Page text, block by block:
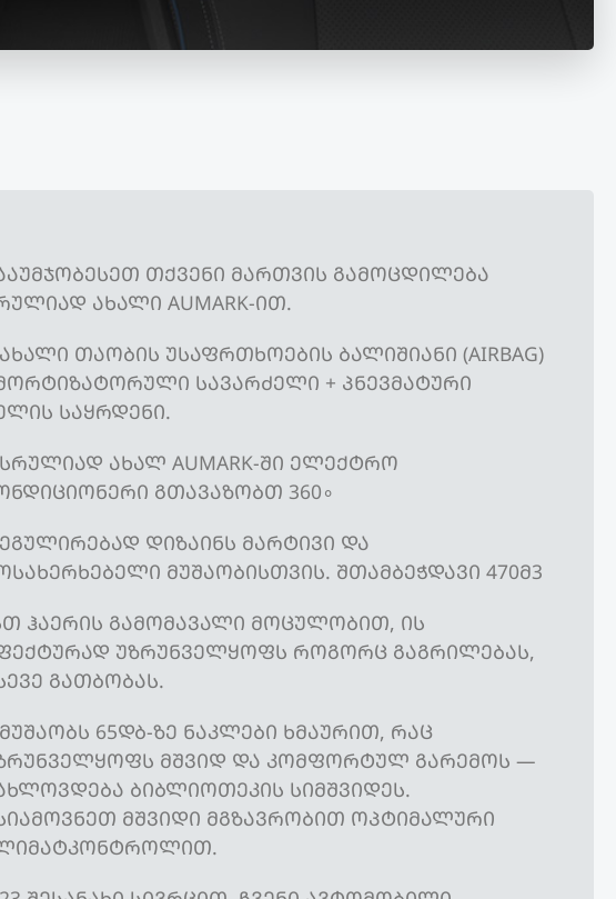
ᲗᲥᲕᲔᲜᲘ ᲛᲐᲠᲗᲕᲘᲡ ᲒᲐᲛᲝᲪᲓᲘᲚᲔᲑᲐ
ᲐᲮᲐᲚᲘ AUMARK-ᲘᲗ.
ᲗᲐᲝᲑᲘᲡ ᲣᲡᲐᲤᲠᲗᲮᲝᲔᲑᲘᲡ ᲑᲐᲚᲘᲨᲘᲐᲜᲘ (AIRBAG)
ᲡᲐᲕᲐᲠᲫᲔᲚᲘ + ᲞᲜᲔᲕᲛᲐᲢᲣᲠᲘ
ᲡᲐᲧᲠᲓᲔᲜᲘ.
ᲐᲮᲐᲚ AUMARK-ᲨᲘ ᲔᲚᲔᲥᲢᲠᲝ
ᲒᲗᲐᲕᲐᲖᲝᲑᲗ 360∘
ᲓᲘᲖᲐᲘᲜᲡ ᲛᲐᲠᲢᲘᲕᲘ ᲓᲐ
ᲛᲣᲨᲐᲝᲑᲘᲡᲗᲕᲘᲡ. ᲨᲗᲐᲛᲑᲔᲭᲓᲐᲕᲘ 470Მ3
ᲰᲐᲔᲠᲘᲡ ᲒᲐᲛᲝᲛᲐᲕᲐᲚᲘ ᲛᲝᲪᲣᲚᲝᲑᲘᲗ, ᲘᲡ
ᲣᲖᲠᲣᲜᲕᲔᲚᲧᲝᲤᲡ ᲠᲝᲒᲝᲠᲪ ᲒᲐᲒᲠᲘᲚᲔᲑᲐᲡ,
ᲒᲐᲗᲑᲝᲑᲐᲡ.
65ᲓᲑ-ᲖᲔ ᲜᲐᲙᲚᲔᲑᲘ ᲮᲛᲐᲣᲠᲘᲗ, ᲠᲐᲪ
ᲛᲨᲕᲘᲓ ᲓᲐ ᲙᲝᲛᲤᲝᲠᲢᲣᲚ ᲒᲐᲠᲔᲛᲝᲡ —
ᲑᲘᲑᲚᲘᲝᲗᲔᲙᲘᲡ ᲡᲘᲛᲨᲕᲘᲓᲔᲡ.
ᲛᲨᲕᲘᲓᲘ ᲛᲒᲖᲐᲕᲠᲝᲑᲘᲗ ᲝᲞᲢᲘᲛᲐᲚᲣᲠᲘ